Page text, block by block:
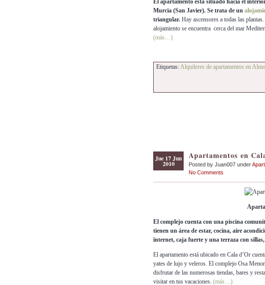
El apartamento está situado hacia el
Murcia (San Javier). Se trata de un
triangular. Hay ascensores a todas las
alojamiento se encuentra cerca del mar
(más…)
Etiquetas:Alquileres de apartamentos en
Jue 17 Jun
2010
Apartamentos en
Posted by Juan007 under
No Comments
El complejo cuenta con una piscina
tienen un área de estar, cocina, aire
internet, caja fuerte y una terraza con sillas,
El apartamento está ubicado en Cala d’Or
yates de lujo y veleros. El complejo Osa
disfrutar de las numerosas tiendas, bares y
visitar en tus vacaciones. (más…)